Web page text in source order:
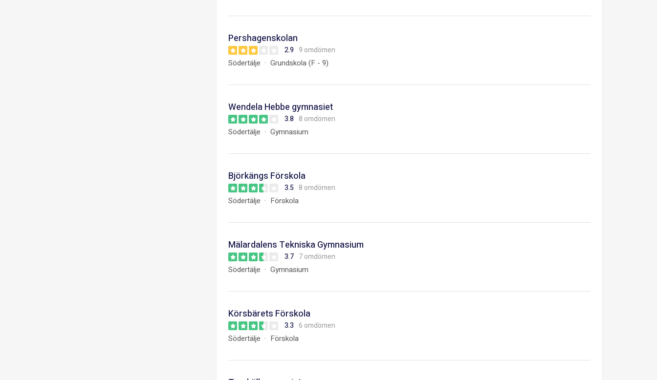
Pershagenskolan
2.9 9 omdömen
Södertälje Grundskola (F - 9)
Wendela Hebbe gymnasiet
3.8 8 omdömen
Södertälje Gymnasium
Björkängs Förskola
3.5 8 omdömen
Södertälje Förskola
Mälardalens Tekniska Gymnasium
3.7 7 omdömen
Södertälje Gymnasium
Körsbärets Förskola
3.3 6 omdömen
Södertälje Förskola